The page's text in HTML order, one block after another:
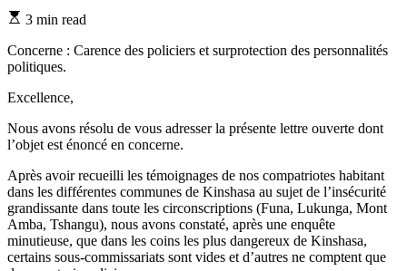
Estimated
time
3 min read
Concerne : Carence des policiers et surprotection des personnalités
politiques.
Excellence,
Nous avons résolu de vous adresser la présente lettre ouverte dont
l’objet est énoncé en concerne.
Après avoir recueilli les témoignages de nos compatriotes habitant
dans les différentes communes de Kinshasa au sujet de l’insécurité
grandissante dans toute les circonscriptions (Funa, Lukunga, Mont
Amba, Tshangu), nous avons constaté, après une enquête
minutieuse, que dans les coins les plus dangereux de Kinshasa,
certains sous-commissariats sont vides et d’autres ne comptent que